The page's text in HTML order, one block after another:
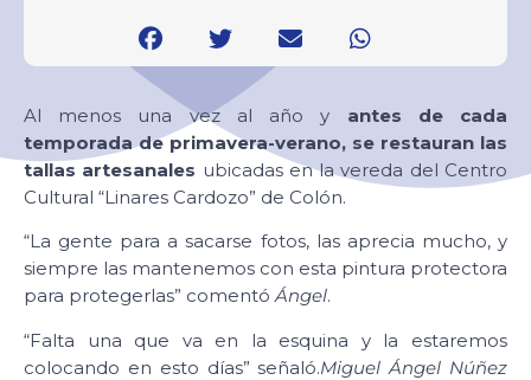
Al menos una vez al año y antes de cada
temporada de primavera-verano, se restauran las
tallas artesanales ubicadas en la vereda del Centro
Cultural “Linares Cardozo” de Colón.
“La gente para a sacarse fotos, las aprecia mucho, y
siempre las mantenemos con esta pintura protectora
para protegerlas” comentóÁngel.
“Falta una que va en la esquina y la estaremos
colocando en esto días” señaló.Miguel Ángel Núñez